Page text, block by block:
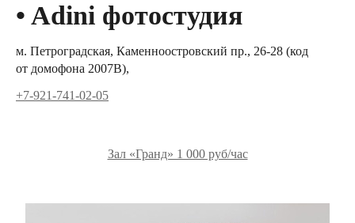
• Adini фотостудия
м. Петроградская, Каменноостровский пр., 26-28 (код
от домофона 2007В),
+7-921-741-02-05
Зал «Гранд» 1 000 руб/час